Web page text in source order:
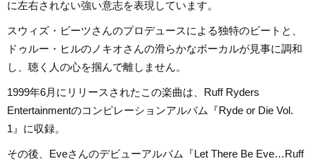
に左右されない強い意志を表現しています。
スウィズ・ビーツさんのプロデュースによる独特のビートと、
ドゥルー・ヒルのノキオさんの滑らかなボーカルが見事に調和
し、聴く人の心を掴んで離しません。
1999年6月にリリースされたこの楽曲は、Ruff Ryders
Entertainmentのコンピレーションアルバム『Ryde or Die Vol.
1』に収録。
その後、Eveさんのデビューアルバム『Let There Be Eve…Ruff